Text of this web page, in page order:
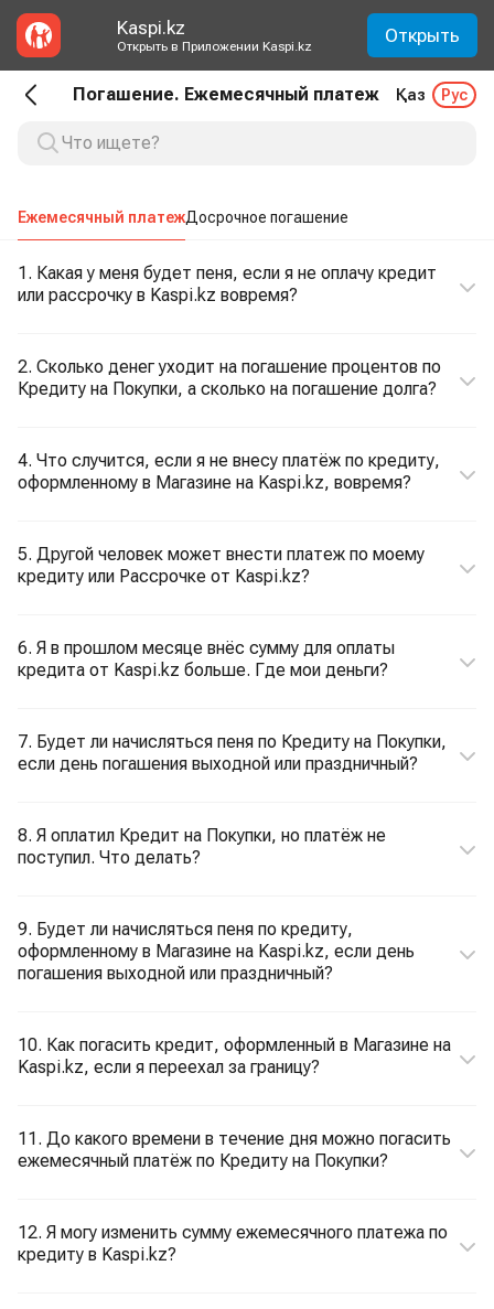
Kaspi.kz
Открыть в Приложении Kaspi.kz Открыть
Погашение. Ежемесячный платеж Қаз Рус
Ежемесячный платежДосрочное погашение
1. Какая у меня будет пеня, если я не оплачу кредит
или рассрочку в Kaspi.kz вовремя?
2. Сколько денег уходит на погашение процентов по
Кредиту на Покупки, а сколько на погашение долга?
4. Что случится, если я не внесу платёж по кредиту,
оформленному в Магазине на Kaspi.kz, вовремя?
5. Другой человек может внести платеж по моему
кредиту или Рассрочке от Kaspi.kz?
6. Я в прошлом месяце внёс сумму для оплаты
кредита от Kaspi.kz больше. Где мои деньги?
7. Будет ли начисляться пеня по Кредиту на Покупки,
если день погашения выходной или праздничный?
8. Я оплатил Кредит на Покупки, но платёж не
поступил. Что делать?
9. Будет ли начисляться пеня по кредиту,
оформленному в Магазине на Kaspi.kz, если день
погашения выходной или праздничный?
10. Как погасить кредит, оформленный в Магазине на
Kaspi.kz, если я переехал за границу?
11. До какого времени в течение дня можно погасить
ежемесячный платёж по Кредиту на Покупки?
12. Я могу изменить сумму ежемесячного платежа по
кредиту в Kaspi.kz?